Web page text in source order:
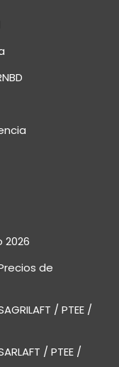
2026
de
/ PTEE /
/ PTEE /